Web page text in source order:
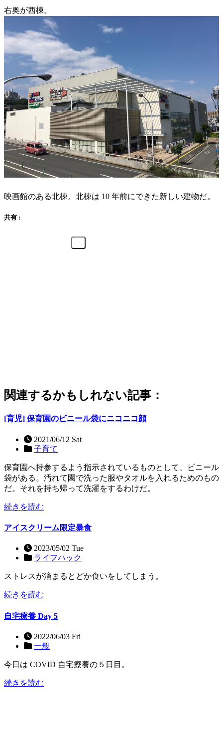
右奥が西棟。
映画館のある北棟。北棟は 10 年前にできた新しい建物だ。
共有 :
関連するかもしれない記事：
[育児] 保育園のビニール袋にニコニコ顔
2021/06/12 Sat
子育て
保育園へ持参するよう指示されているものとして、ビニール
袋がある。汚れて園で洗った服やタオルを入れるためのもの
だ。それを持ち帰って洗濯をするわけだ。
続きを読む
アイスクリーム限定暴食
2023/05/02 Tue
ライフハック
ストレスが溜まるとどか食いをしてしまう。
続きを読む
自宅療養 Day 5
2022/06/03 Fri
一般
今日は COVID 自宅療養の５日目。
続きを読む